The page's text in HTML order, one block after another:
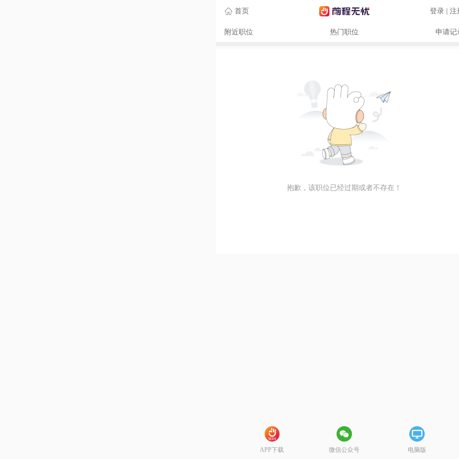
首页 登录 | 注
附近职位 热门职位 申请记
抱歉，该职位已经过期或者不存在！
APP下载 微信公众号 电脑版